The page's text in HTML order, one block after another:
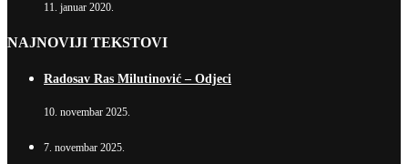
11. januar 2020.
NAJNOVIJI TEKSTOVI
Radosav Ras Milutinović – Odjeci
10. novembar 2025.
7. novembar 2025.